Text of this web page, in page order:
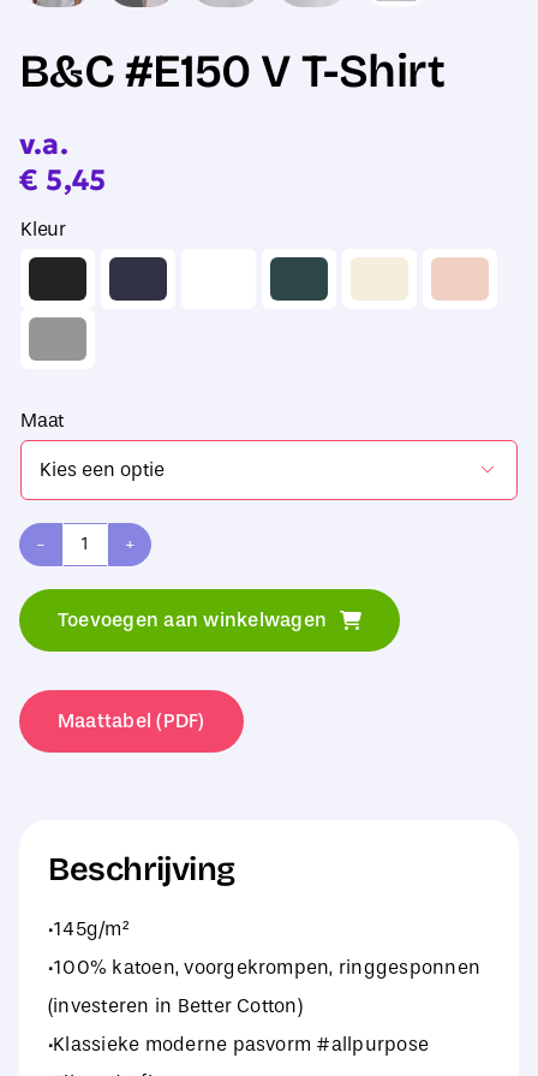
B&C #E150 V T-Shirt
v.a.
€ 5,45
Kleur
Maat

B&C
Shirt
aantal
Toevoegen aan winkelwagen
Maattabel (PDF)
Beschrijving
·145g/m²
·100% katoen, voorgekrompen, ringgesponnen
(investeren in Better Cotton)
·Klassieke moderne pasvorm #allpurpose